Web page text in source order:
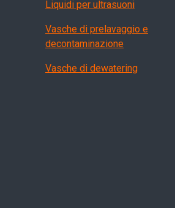
Liquidi per ultrasuoni
Vasche di prelavaggio e
decontaminazione
Vasche di dewatering